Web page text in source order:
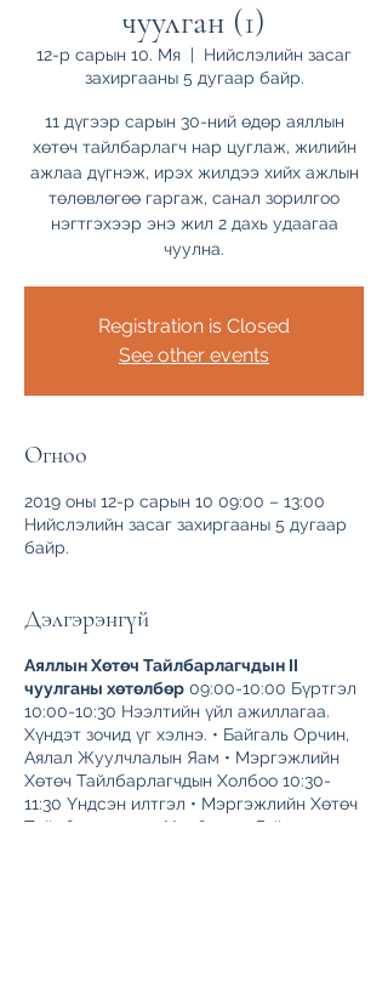
чуулган (1)
12-р сарын 10. Мя
  |
Нийслэлийн засаг
захиргааны 5 дугаар байр.
11 дүгээр сарын 30-ний өдөр аяллын
хөтөч тайлбарлагч нар цуглаж, жилийн
ажлаа дүгнэж, ирэх жилдээ хийх ажлын
төлөвлөгөө гаргаж, санал зорилгоо
нэгтгэхээр энэ жил 2 дахь удаагаа
чуулна.
Registration is Closed
See other events
Огноо
2019 оны 12-р сарын 10 09:00 – 13:00
Нийслэлийн засаг захиргааны 5 дугаар
байр.
Дэлгэрэнгүй
Аяллын Хөтөч Тайлбарлагчдын II
чуулганы хөтөлбөр 09:00-10:00 Бүртгэл
10:00-10:30 Нээлтийн үйл ажиллагаа.
Хүндэт зочид үг хэлнэ. • Байгаль Орчин,
Аялал Жуулчлалын Яам • Мэргэжлийн
Хөтөч Тайлбарлагчдын Холбоо 10:30-
11:30 Үндсэн илтгэл • Мэргэжлийн Хөтөч
Тайлбарлагчдын Холбооны Гүйцэтгэх